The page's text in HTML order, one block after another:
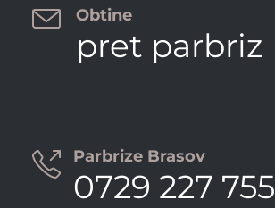
 Obtine
pret parbriz
 Parbrize Brasov
0729 227 755